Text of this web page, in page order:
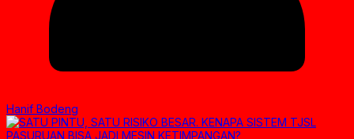
Hanif Bodeng